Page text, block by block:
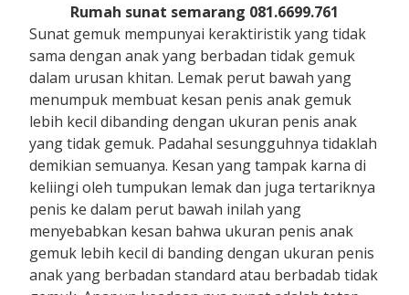
Rumah sunat semarang 081.6699.761
Sunat gemuk mempunyai keraktiristik yang tidak
sama dengan anak yang berbadan tidak gemuk
dalam urusan khitan. Lemak perut bawah yang
menumpuk membuat kesan penis anak gemuk
lebih kecil dibanding dengan ukuran penis anak
yang tidak gemuk. Padahal sesungguhnya tidaklah
demikian semuanya. Kesan yang tampak karna di
keliingi oleh tumpukan lemak dan juga tertariknya
penis ke dalam perut bawah inilah yang
menyebabkan kesan bahwa ukuran penis anak
gemuk lebih kecil di banding dengan ukuran penis
anak yang berbadan standard atau berbadab tidak